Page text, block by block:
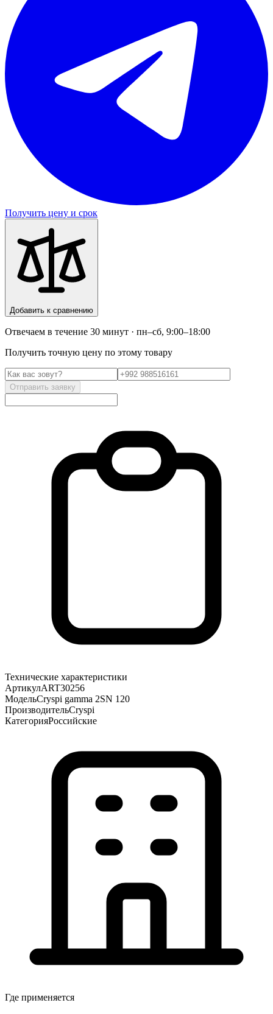
Получить цену и срок
Добавить к сравнению
Отвечаем в течение 30 минут · пн–сб, 9:00–18:00
Получить точную цену по этому товару
Отправить заявку
Технические характеристики
АртикулART30256
МодельCryspi gamma 2SN 120
ПроизводительCryspi
КатегорияРоссийские
Где применяется